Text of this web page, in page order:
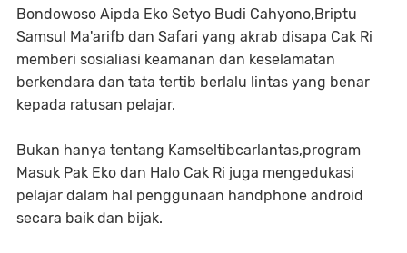
Bondowoso Aipda Eko Setyo Budi Cahyono,Briptu
Samsul Ma'arifb dan Safari yang akrab disapa Cak Ri
memberi sosialiasi keamanan dan keselamatan
berkendara dan tata tertib berlalu lintas yang benar
kepada ratusan pelajar.
Bukan hanya tentang Kamseltibcarlantas,program
Masuk Pak Eko dan Halo Cak Ri juga mengedukasi
pelajar dalam hal penggunaan handphone android
secara baik dan bijak.